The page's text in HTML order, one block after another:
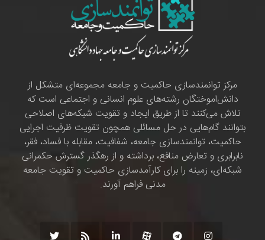
مرکز توانمندسازی حاکمیت و جامعه مجموعه‌ای متشکل از
دانش‌اموختگان رشته‌های علوم انسانی و اجتماعی است که
تلاش می‌کنند تا از طریق ایجاد و تقویت شبکه‌های اصلاحی
بتوانند گام‌هایی در حل مسائلی همچون تقویت ظرفیت اجرایی
حاکمیت، توانمندسازی جامعه، شفافیت، مقابله با فساد، فقر،
نابرابری و تعارض منافع، برداشته و از رهگذر گسترش حکمرانی
شبکه‌ای، زمینه را برای کارآمدسازی حاکمیت و تقویت جامعه
مدنی فراهم آورند.